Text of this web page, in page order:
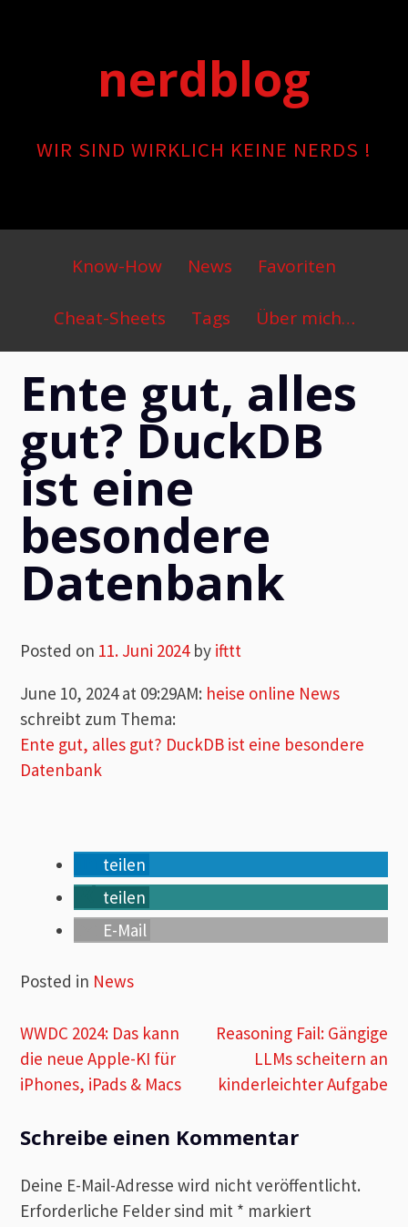
nerdblog
WIR SIND WIRKLICH KEINE NERDS !
Primary
Menu
Know-How News Favoriten
Cheat-Sheets Tags Über mich…
Ente gut, alles
gut? DuckDB
ist eine
besondere
Datenbank
Posted on 11. Juni 2024by ifttt
June 10, 2024 at 09:29AM: heise online News
schreibt zum Thema:
Ente gut, alles gut? DuckDB ist eine besondere
Datenbank
teilen
teilen
E-Mail
Posted in News
Beitragsnavigation
WWDC 2024: Das kann
die neue Apple-KI für
iPhones, iPads & Macs
Reasoning Fail: Gängige
LLMs scheitern an
kinderleichter Aufgabe
Schreibe einen Kommentar
Deine E-Mail-Adresse wird nicht veröffentlicht.
Erforderliche Felder sind mit * markiert